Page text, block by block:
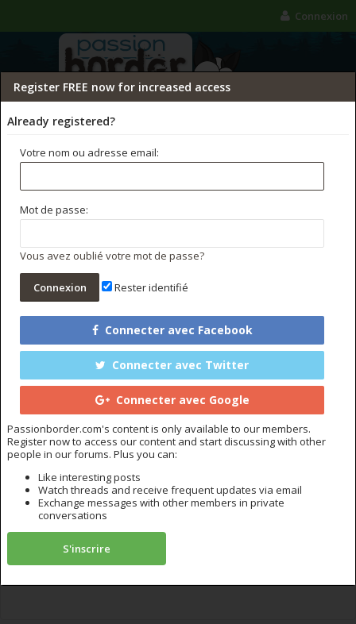
Connexion
Rechercher dans les forums Messages récents
Register FREE now for increased access
Already registered?
Votre nom ou adresse email:
Mot de passe:
Vous avez oublié votre mot de passe?
Rester identifié
Connecter avec Facebook
Connecter avec Twitter
Connecter avec Google
Passionborder.com's content is only available to our members.
Register now to access our content and start discussing with other
people in our forums. Plus you can:
Like interesting posts
Watch threads and receive frequent updates via email
Exchange messages with other members in private
conversations
S'inscrire